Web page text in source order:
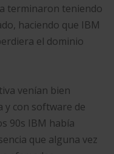
terminaron teniendo
haciendo que IBM
el dominio
venían bien
y con software de
90s IBM había
que alguna vez